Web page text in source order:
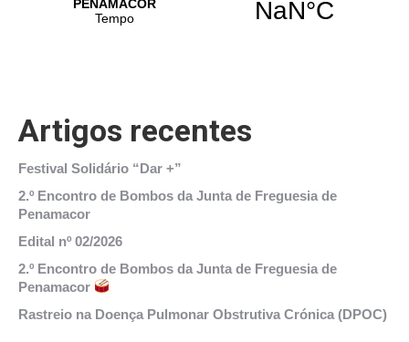
Artigos recentes
Festival Solidário “Dar +”
2.º Encontro de Bombos da Junta de Freguesia de
Penamacor
Edital nº 02/2026
2.º Encontro de Bombos da Junta de Freguesia de
Penamacor
Rastreio na Doença Pulmonar Obstrutiva Crónica (DPOC)